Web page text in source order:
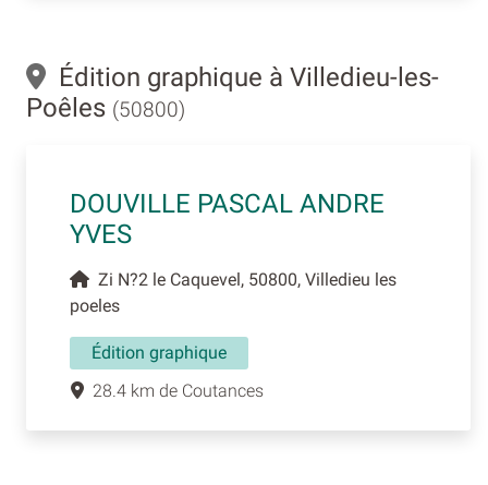
Édition graphique à Villedieu-les-
Poêles (50800)
DOUVILLE PASCAL ANDRE
YVES
Zi N?2 le Caquevel, 50800, Villedieu les
poeles
Édition graphique
28.4 km de Coutances